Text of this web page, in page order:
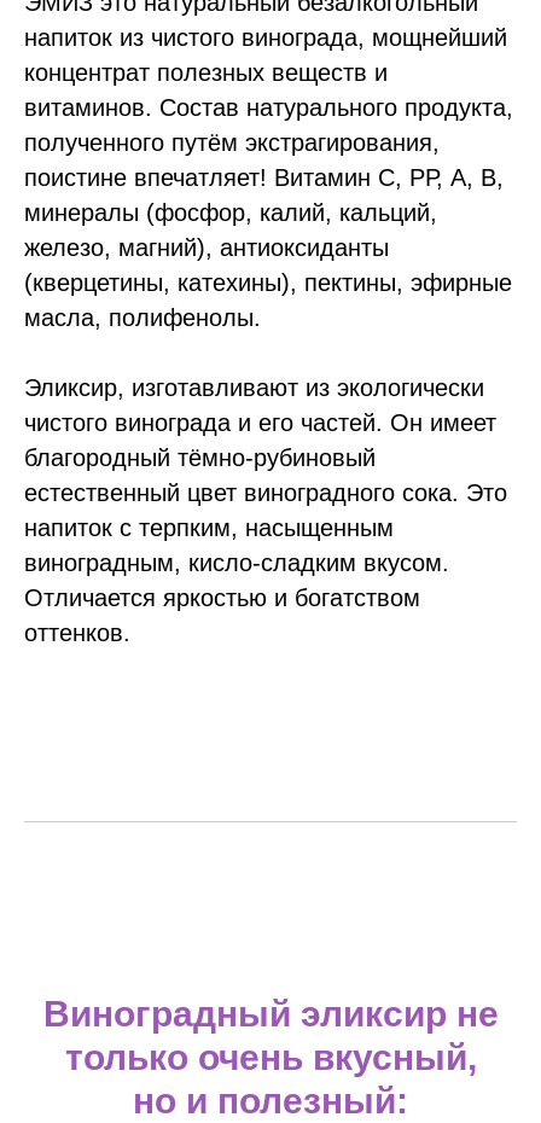
напиток из чистого винограда, мощнейший
концентрат полезных веществ и
витаминов. Состав натурального продукта,
полученного путём экстрагирования,
поистине впечатляет! Витамин С, РР, А, В,
минералы (фосфор, калий, кальций,
железо, магний), антиоксиданты
(кверцетины, катехины), пектины, эфирные
масла, полифенолы.
Эликсир, изготавливают из экологически
чистого винограда и его частей. Он имеет
благородный тёмно-рубиновый
естественный цвет виноградного сока. Это
напиток с терпким, насыщенным
виноградным, кисло-сладким вкусом.
Отличается яркостью и богатством
оттенков.
Виноградный эликсир не
только очень вкусный,
но и полезный: